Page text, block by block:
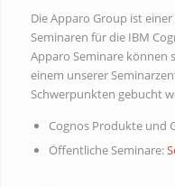
Die Apparo Group ist
Seminaren für die IBM
Apparo Seminare können
einem unserer
Schwerpunkten gebucht
Cognos Produkte und
Öffentliche Seminare: